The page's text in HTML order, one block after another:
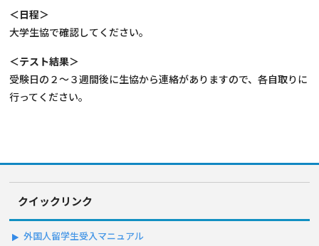
＜日程＞
大学生協で確認してください。
＜テスト結果＞
受験日の２～３週間後に生協から連絡がありますので、各自取りに
行ってください。
クイックリンク
外国人留学生受入マニュアル